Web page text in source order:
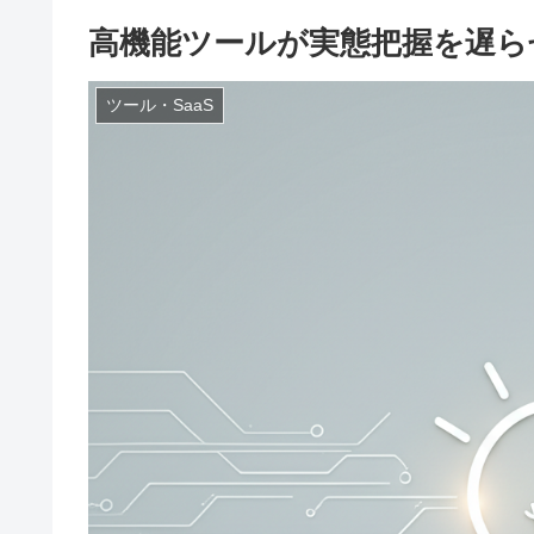
高機能ツールが実態把握を遅
ツール・SaaS